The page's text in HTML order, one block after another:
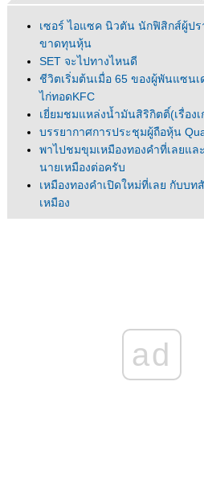
เซอร์ ไอแซค นิวตัน นักฟิสิกส์ผู้ปร
ขาดทุนหุ้น
SET จะไปทางไหนดี
ชีวิตเริ่มต้นเมื่อ 65 ของผู้พันแซน
ไก่ทอดKFC
เยี่ยมชมแหล่งน้ำมันสิริกิตติ์(เรื่องเ
บรรยากาศการประชุมผู้ถือหุ้น
พาไปชมขุมเหมืองทองคำที่เลยแ
นายเหมืองต่อครับ
เหมืองทองคำเปิดใหม่ที่เลย กับ
เหมือง
วะมาชมเหมืองทองที่เลยกันนะค
ad